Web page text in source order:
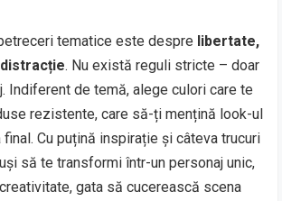
tematice este despre libertate,
. Nu există reguli stricte – doar
Indiferent de temă, alege culori care te
rezistente, care să-ți mențină look-ul
Cu puțină inspirație și câteva trucuri
să te transformi într-un personaj unic,
gata să cucerească scena